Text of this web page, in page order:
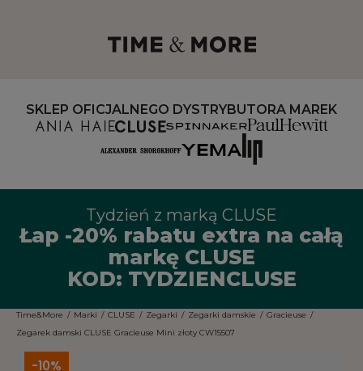
SKLEP OFICJALNEGO DYSTRYBUTORA MAREK
Tydzień z marką CLUSE
Łap -20% rabatu extra na całą
markę CLUSE
KOD: TYDZIENCLUSE
Time&More / Marki / CLUSE / Zegarki / Zegarki damskie / Gracieuse /
Zegarek damski CLUSE Gracieuse Mini złoty CW15507
-10%